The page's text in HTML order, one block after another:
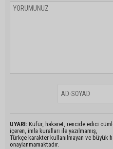
UYARI: Küfür, hakaret, rencide edici
içeren, imla kuralları ile yazılmamış,
Türkçe karakter kullanılmayan ve büyük
onaylanmamaktadır.